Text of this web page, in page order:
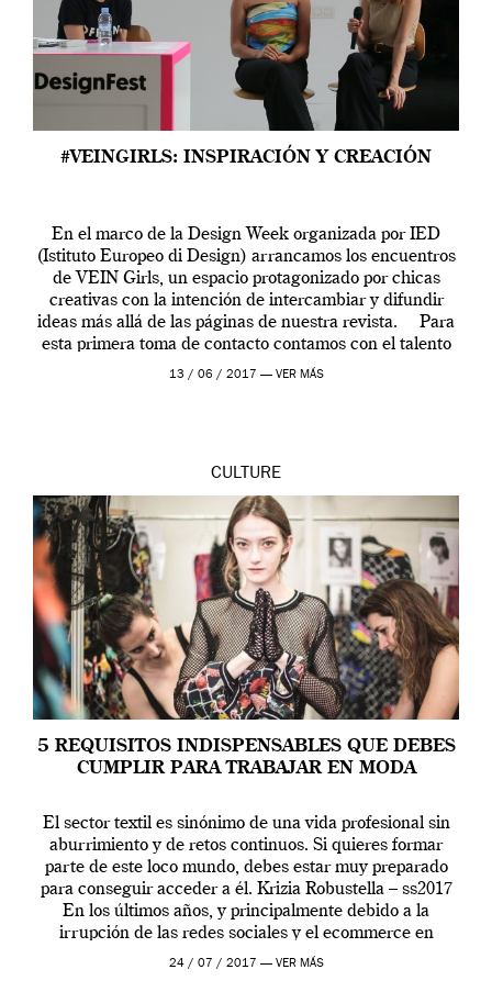
#VEINGIRLS: INSPIRACIÓN Y CREACIÓN
En el marco de la Design Week organizada por IED
(Istituto Europeo di Design) arrancamos los encuentros
de VEIN Girls, un espacio protagonizado por chicas
creativas con la intención de intercambiar y difundir
ideas más allá de las páginas de nuestra revista. Para
esta primera toma de contacto contamos con el talento
de […]
13 / 06 / 2017 — VER MÁS
CULTURE
5 REQUISITOS INDISPENSABLES QUE DEBES
CUMPLIR PARA TRABAJAR EN MODA
El sector textil es sinónimo de una vida profesional sin
aburrimiento y de retos continuos. Si quieres formar
parte de este loco mundo, debes estar muy preparado
para conseguir acceder a él. Krizia Robustella – ss2017
En los últimos años, y principalmente debido a la
irrupción de las redes sociales y el ecommerce en
nuestras […]
24 / 07 / 2017 — VER MÁS